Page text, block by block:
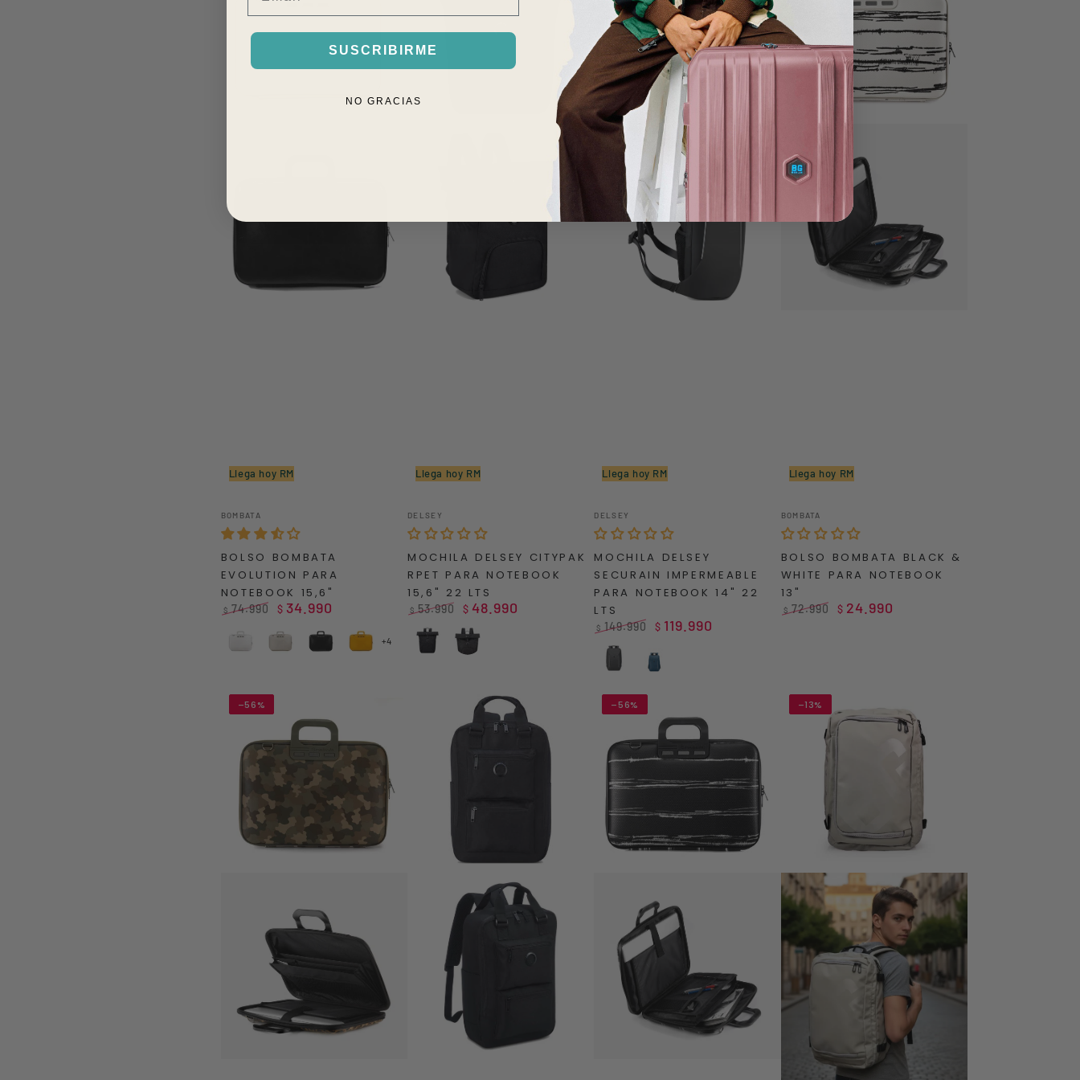
Llega hoy RM
BOMBATA
EVOLUTION
PARA
NOTEBOOK
15,6"
Vendedor:
BOMBATA
BOLSO BOMBATA
EVOLUTION PARA
NOTEBOOK 15,6"
regular
$ 74.990
de
venta
$ 34.990
White Grey Black Yellow
+4
Llega hoy RM
DELSEY
CITYPAK
RPET
PARA
NOTEBOOK
22
Vendedor:
DELSEY
MOCHILA DELSEY CITYPAK
RPET PARA NOTEBOOK
15,6" 22 LTS
regular
$ 53.990
de
venta
$ 48.990
Negro
Negro
Llega hoy RM
DELSEY
SECURAIN
IMPERMEABLE
PARA
14"
Vendedor:
DELSEY
MOCHILA DELSEY
SECURAIN IMPERMEABLE
PARA NOTEBOOK 14" 22
LTS
regular
$ 149.990
de
venta
$ 119.990
Black Blue
Llega hoy RM
BOMBATA
BLACK
&
WHITE
PARA
Vendedor:
BOMBATA
BOLSO BOMBATA BLACK &
WHITE PARA NOTEBOOK
13"
$ 72.990
$ 24.990
–56% –56% –13%
SUSCRIBIRME
NO GRACIAS